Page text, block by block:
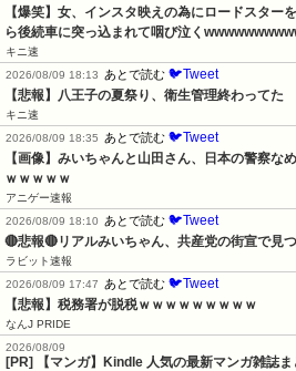
【爆笑】女、インスタ映えの為にロードスター
ら後続車に突っ込まれて咽び泣く
キニ速
2026/08/09 18:13
あとで読む 🐦Tweet
【悲報】八王子の夏祭り、衛生管理終わってた
キニ速
2026/08/09 18:35
あとで読む 🐦Tweet
【画像】みいちゃんと山田さん、日本の警察な
ｗｗｗｗｗ
アニゲー速報
2026/08/09 18:10
あとで読む 🐦Tweet
🔴悲報🔴リアルみいちゃん、共産党の街宣で見
ラビット速報
2026/08/09 17:47
あとで読む 🐦Tweet
【悲報】税務署が脱税ｗｗｗｗｗｗｗｗｗ
なんJ PRIDE
2026/08/09
[PR] 【マンガ】Kindle 人気の最新マンガ雑誌ま